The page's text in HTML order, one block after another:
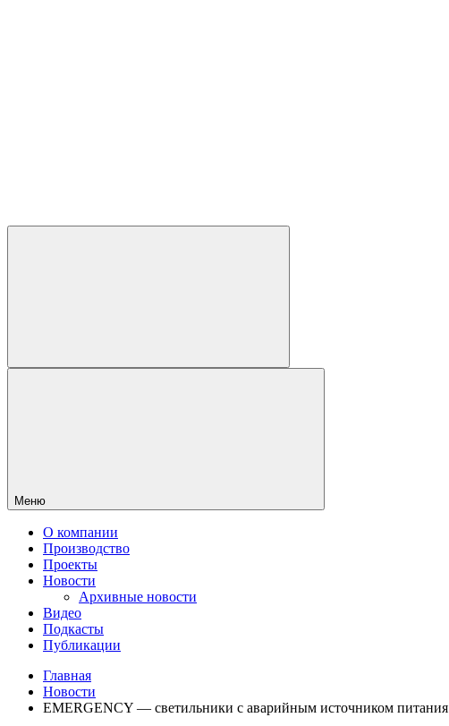
Меню
О компании
Производство
Проекты
Новости
Архивные новости
Видео
Подкасты
Публикации
Главная
Новости
EMERGENCY — светильники с аварийным источником питания